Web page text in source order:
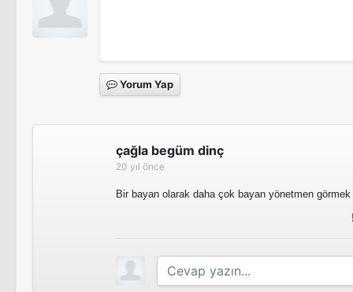
Tv Dizisi
Kadın İsterse
Tv Filmi
Sinema Filmi
Yorum Yap
çağla begüm dinç
20 yıl önce
Bir bayan olarak daha çok bayan yönetmen